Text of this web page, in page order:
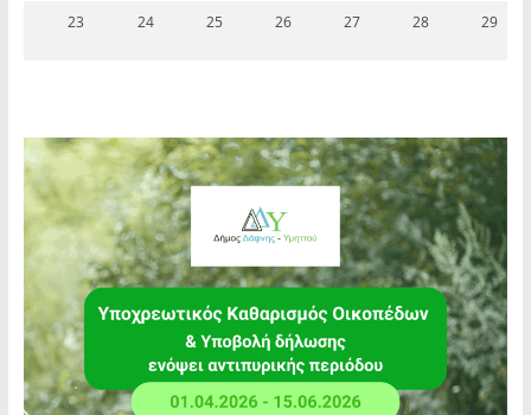
23 24 25 26 27 28 29